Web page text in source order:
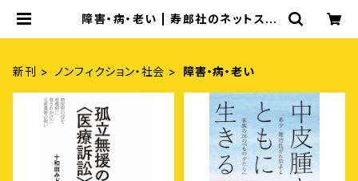
障害・病・老い | 寿郎社のネットスト
新刊 ノンフィクション・社会 障害・病・老い